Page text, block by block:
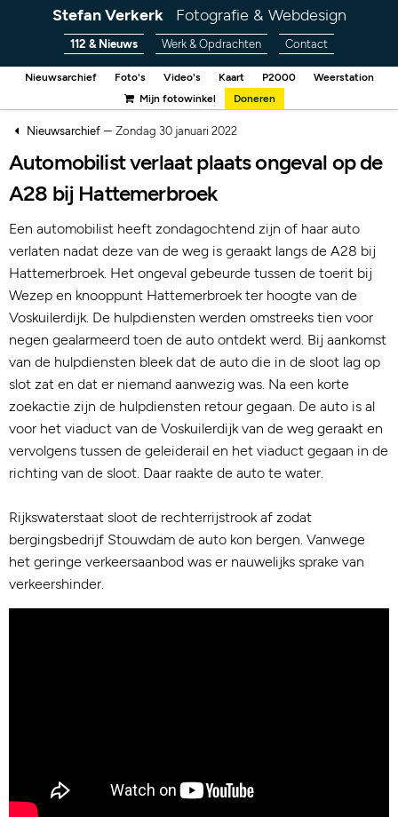
Stefan Verkerk Fotografie & Webdesign
112 & Nieuws Werk & Opdrachten Contact
Nieuwsarchief Foto's Video's Kaart P2000
Weerstation
Mijn fotowinkel
Doneren
Nieuwsarchief– Zondag 30 januari 2022
Automobilist verlaat plaats ongeval op de
A28 bij Hattemerbroek
Een automobilist heeft zondagochtend zijn of haar auto
verlaten nadat deze van de weg is geraakt langs de A28 bij
Hattemerbroek. Het ongeval gebeurde tussen de toerit bij
Wezep en knooppunt Hattemerbroek ter hoogte van de
Voskuilerdijk. De hulpdiensten werden omstreeks tien voor
negen gealarmeerd toen de auto ontdekt werd. Bij aankomst
van de hulpdiensten bleek dat de auto die in de sloot lag op
slot zat en dat er niemand aanwezig was. Na een korte
zoekactie zijn de hulpdiensten retour gegaan. De auto is al
voor het viaduct van de Voskuilerdijk van de weg geraakt en
vervolgens tussen de geleiderail en het viaduct gegaan in de
richting van de sloot. Daar raakte de auto te water.
Rijkswaterstaat sloot de rechterrijstrook af zodat
bergingsbedrijf Stouwdam de auto kon bergen. Vanwege
het geringe verkeersaanbod was er nauwelijks sprake van
verkeershinder.